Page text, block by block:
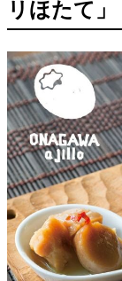
リほたて」